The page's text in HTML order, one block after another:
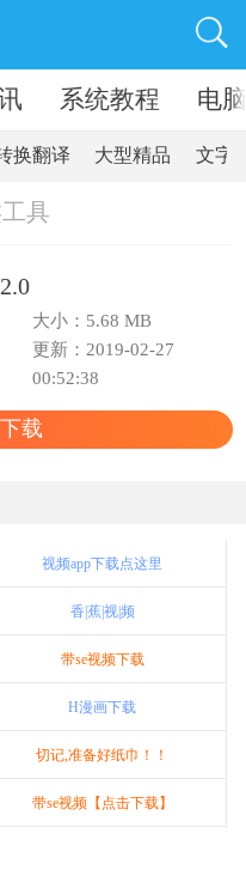
系统教程 电
换翻译 大型精品 文字
具
大小：5.68 MB
更新：2019-02-27
00:52:38
载
视频app下载点这里
香|蕉|视|频
带se视频下载
H漫画下载
切记,准备好纸巾！！
带se视频【点击下载】